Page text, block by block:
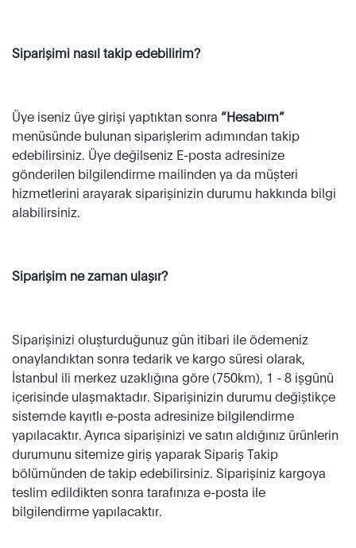
Siparişimi nasıl takip edebilirim?
Üye iseniz üye girişi yaptıktan sonra “Hesabım”
menüsünde bulunan siparişlerim adımından takip
edebilirsiniz. Üye değilseniz E-posta adresinize
gönderilen bilgilendirme mailinden ya da müşteri
hizmetlerini arayarak siparişinizin durumu hakkında bilgi
alabilirsiniz.
Siparişim ne zaman ulaşır?
Siparişinizi oluşturduğunuz gün itibari ile ödemeniz
onaylandıktan sonra tedarik ve kargo süresi olarak,
İstanbul ili merkez uzaklığına göre (750km), 1 - 8 işgünü
içerisinde ulaşmaktadır. Siparişinizin durumu değiştikçe
sistemde kayıtlı e-posta adresinize bilgilendirme
yapılacaktır. Ayrıca siparişinizi ve satın aldığınız ürünlerin
durumunu sitemize giriş yaparak Sipariş Takip
bölümünden de takip edebilirsiniz. Siparişiniz kargoya
teslim edildikten sonra tarafınıza e-posta ile
bilgilendirme yapılacaktır.